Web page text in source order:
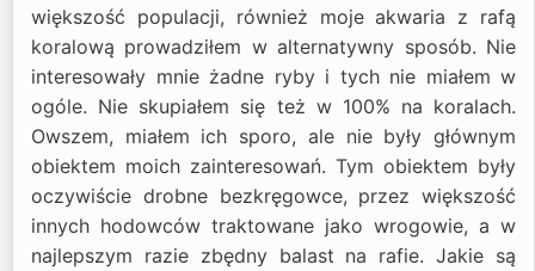
większość populacji, również moje akwaria z rafą
koralową prowadziłem w alternatywny sposób. Nie
interesowały mnie żadne ryby i tych nie miałem w
ogóle. Nie skupiałem się też w 100% na koralach.
Owszem, miałem ich sporo, ale nie były głównym
obiektem moich zainteresowań. Tym obiektem były
oczywiście drobne bezkręgowce, przez większość
innych hodowców traktowane jako wrogowie, a w
najlepszym razie zbędny balast na rafie. Jakie są